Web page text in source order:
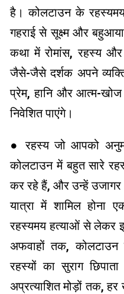
है। कोलटाउन के
गहराई से सूक्ष्म और
कथा में रोमांस, रहस्य
जैसे-जैसे दर्शक अपने
प्रेम, हानि और आत्म-खोज
निवेशित पाएंगे।
● रहस्य जो आपको
कोलटाउन में बहुत सारे
कर रहे हैं, और उन्हें उजागर
यात्रा में शामिल होना
रहस्यमय हत्याओं से लेकर
अफवाहों तक, कोलटाउन
रहस्यों का सुराग
अप्रत्याशित मोड़ों तक,